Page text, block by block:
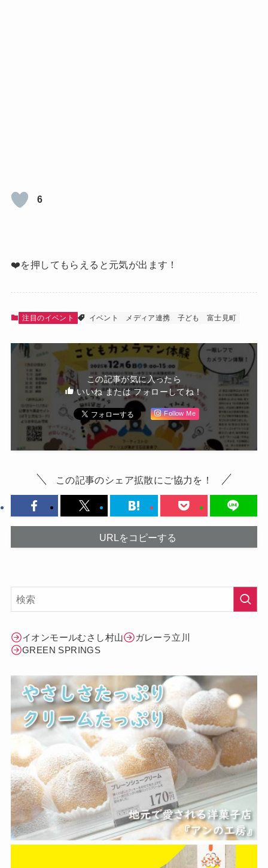
6
❤️を押してもらえると元気が出ます！
注目のイベント イベント メディア連携 子ども 富士見町
この記事が気に入ったら
いいね または フォローしてね！
Follow Me
この記事のシェア拡散にご協力を！
URLをコピーする
イオンモールむさし村山
ガレーラ立川
GREEN SPRINGS